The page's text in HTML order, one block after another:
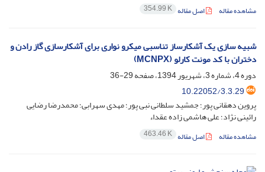
مشاهده مقاله اصل مقاله 354.99 K
شبیه سازی یک آشکارساز تناسبی میکرو نواری برای آشکارسازی گاز رادن و
دختران با کد مونت کارلو (MCNPX)
دوره 4، شماره 3، شهریور 1394، صفحه
29-36
10.22052/3.3.29
پروین دهقانی پور؛ جمشید سلطانی نبی پور؛ مهدی سهرابی؛ محمدرضا رضایی
رائینی نژاد؛ علی هاشمی زاده عقداء
مشاهده مقاله اصل مقاله 463.46 K